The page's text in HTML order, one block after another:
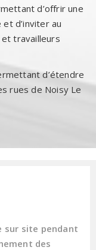
d’offrir une
d’inviter au
travailleurs
d’étendre
rues de Noisy Le
sur site pendant
des